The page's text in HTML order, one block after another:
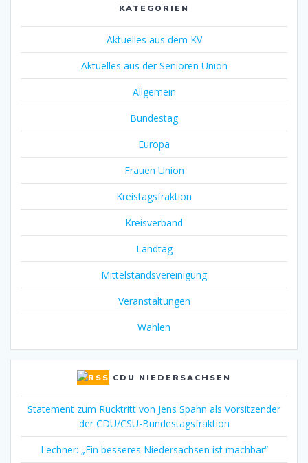
KATEGORIEN
Aktuelles aus dem KV
Aktuelles aus der Senioren Union
Allgemein
Bundestag
Europa
Frauen Union
Kreistagsfraktion
Kreisverband
Landtag
Mittelstandsvereinigung
Veranstaltungen
Wahlen
CDU NIEDERSACHSEN
Statement zum Rücktritt von Jens Spahn als Vorsitzender
der CDU/CSU-Bundestagsfraktion
Lechner: „Ein besseres Niedersachsen ist machbar“